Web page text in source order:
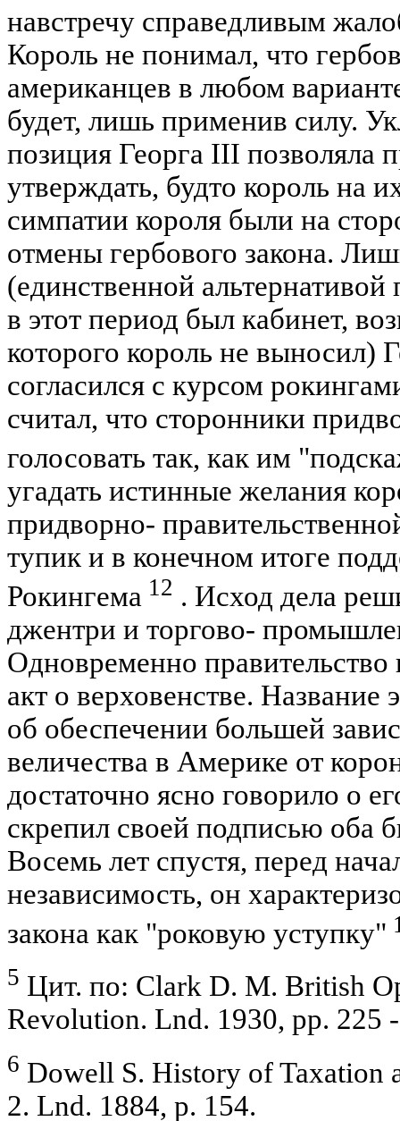
навстречу справедливым
Король не понимал, что
американцев в любом
будет, лишь применив силу.
позиция Георга III позволяла
утверждать, будто король на
симпатии короля были на
отмены гербового закона.
(единственной альтернативой
в этот период был кабинет,
которого король не выносил)
согласился с курсом
считал, что сторонники
голосовать так, как им
угадать истинные желания
придворно-
тупик и в конечном итоге
Рокингема 12 . Исход дела
джентри и торгово-
Одновременно
акт о верховенстве. Название
об обеспечении большей
величества в Америке от
достаточно ясно говорило о
скрепил своей подписью оба
Восемь лет спустя, перед
независимость, он
закона как "роковую уступку"
5 Цит. по: Clark D. M. British
Revolution. Lnd. 1930, pp. 225
6 Dowell S. History of Taxation
2. Lnd. 1884, p. 154.